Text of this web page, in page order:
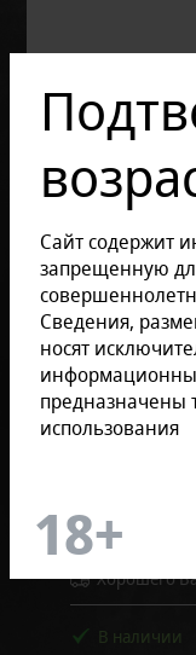
Сайт содержит
запрещенную
Сведения,
носят
предназначены
использования
Отзывов: 0
2 240 руб.
Хорошего
В наличии